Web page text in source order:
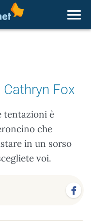
Cathryn Fox
tentazioni è
che
in un sorso
voi.